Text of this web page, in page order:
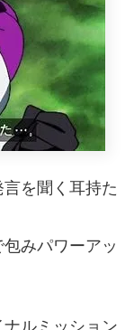
を聞く耳持た
みパワーアッ